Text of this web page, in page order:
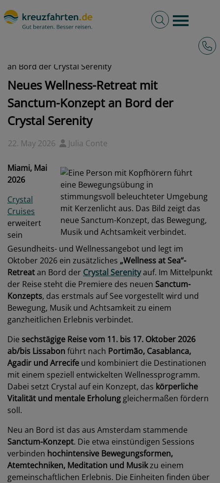
Burger
Volltextsuche
2026 - Neues Wellness-Retreat mit Sanctum-Konzept
an Bord der Crystal Serenity
Neues Wellness-Retreat mit
Sanctum-Konzept an Bord der
Crystal Serenity
22. May 2026 Julia Conte
Miami, Mai
2026
Crystal
Cruises
erweitert
sein
Gesundheits- und Wellnessangebot und legt im
Oktober 2026 ein zusätzliches „Wellness at Sea“-
Retreatan Bord der Crystal Serenityauf. Im Mittelpunkt
der Reise steht die Premiere des neuen Sanctum-
Konzepts, das erstmals auf See vorgestellt wird und
Bewegung, Musik und Achtsamkeit zu einem
ganzheitlichen Erlebnis verbindet.
Die sechstägige Reise vom 11. bis 17. Oktober 2026
ab/bis Lissabon führt nach Portimão, Casablanca,
Agadir und Arrecife und kombiniert die Destinationen
mit einem speziell entwickelten Wellnessprogramm.
Dabei setzt Crystal auf ein Konzept, das körperliche
Vitalität und mentale Erholung gleichermaßen fördern
soll.
Neu an Bord ist das aus Amsterdam stammende
Sanctum-Konzept. Die etwa einstündigen Sessions
verbinden hochintensive Bewegungsformen,
Atemtechniken, Meditation und Musikzu einem
gemeinschaftlichen Erlebnis. Die Einheiten finden über